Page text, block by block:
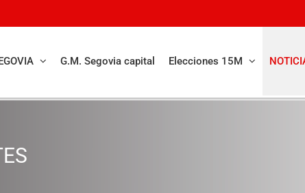
G.M. Segovia capital Elecciones 15M